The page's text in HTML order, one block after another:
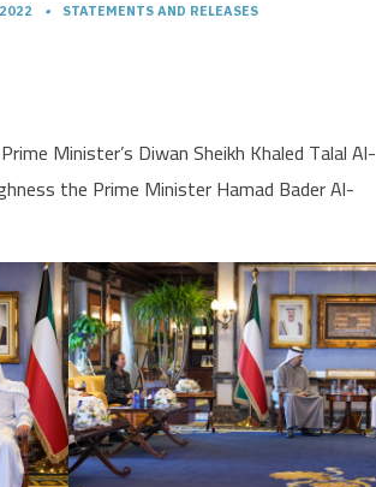
• STATEMENTS AND RELEASES
Minister’s Diwan Sheikh Khaled Talal Al-
the Prime Minister Hamad Bader Al-